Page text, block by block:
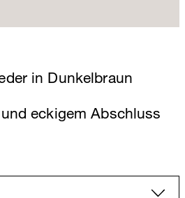
in Dunkelbraun
eckigem Abschluss